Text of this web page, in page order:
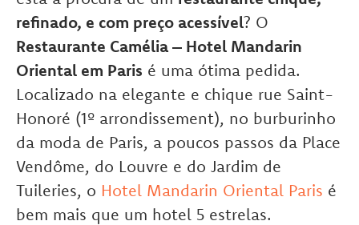
refinado, e com preço acessível? O
Restaurante Camélia – Hotel Mandarin
Oriental em Paris é uma ótima pedida.
Localizado na elegante e chique rue Saint-
Honoré (1º arrondissement), no burburinho
da moda de Paris, a poucos passos da Place
Vendôme, do Louvre e do Jardim de
Tuileries, o Hotel Mandarin Oriental Paris é
bem mais que um hotel 5 estrelas.